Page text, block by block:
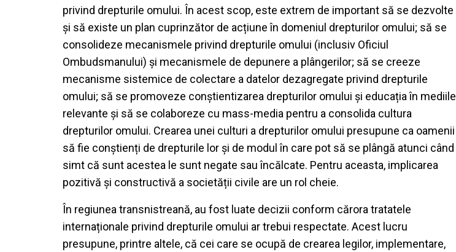
privind drepturile omului. În acest scop, este extrem de important să se dezvolte
și să existe un plan cuprinzător de acțiune în domeniul drepturilor omului; să se
consolideze mecanismele privind drepturile omului (inclusiv Oficiul
Ombudsmanului) și mecanismele de depunere a plângerilor; să se creeze
mecanisme sistemice de colectare a datelor dezagregate privind drepturile
omului; să se promoveze conștientizarea drepturilor omului și educația în mediile
relevante și să se colaboreze cu mass-media pentru a consolida cultura
drepturilor omului. Crearea unei culturi a drepturilor omului presupune ca oamenii
să fie conștienți de drepturile lor și de modul în care pot să se plângă atunci când
simt că sunt acestea le sunt negate sau încălcate. Pentru aceasta, implicarea
pozitivă și constructivă a societății civile are un rol cheie.
În regiunea transnistreană, au fost luate decizii conform cărora tratatele
internaționale privind drepturile omului ar trebui respectate. Acest lucru
presupune, printre altele, că cei care se ocupă de crearea legilor, implementare,